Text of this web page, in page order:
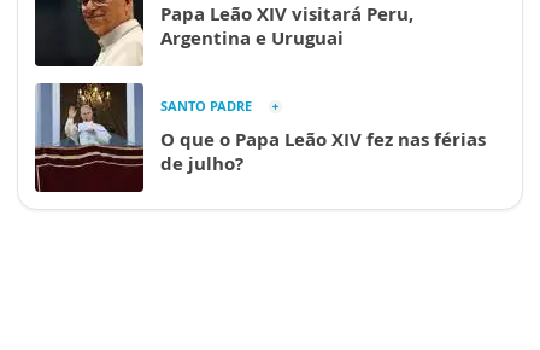
Papa Leão XIV visitará Peru,
Argentina e Uruguai
SANTO PADRE
O que o Papa Leão XIV fez nas férias
de julho?